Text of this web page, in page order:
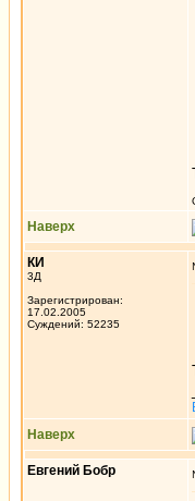
Наверх
КИ
3Д
Зарегистрирован:
17.02.2005
Суждений: 52235
Наверх
Евгений Бобр